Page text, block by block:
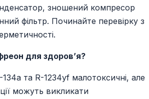
зношений компресор
фільтр. Починайте перевірку з
для здоров’я?
та R-1234yf малотоксичні, але
можуть викликати